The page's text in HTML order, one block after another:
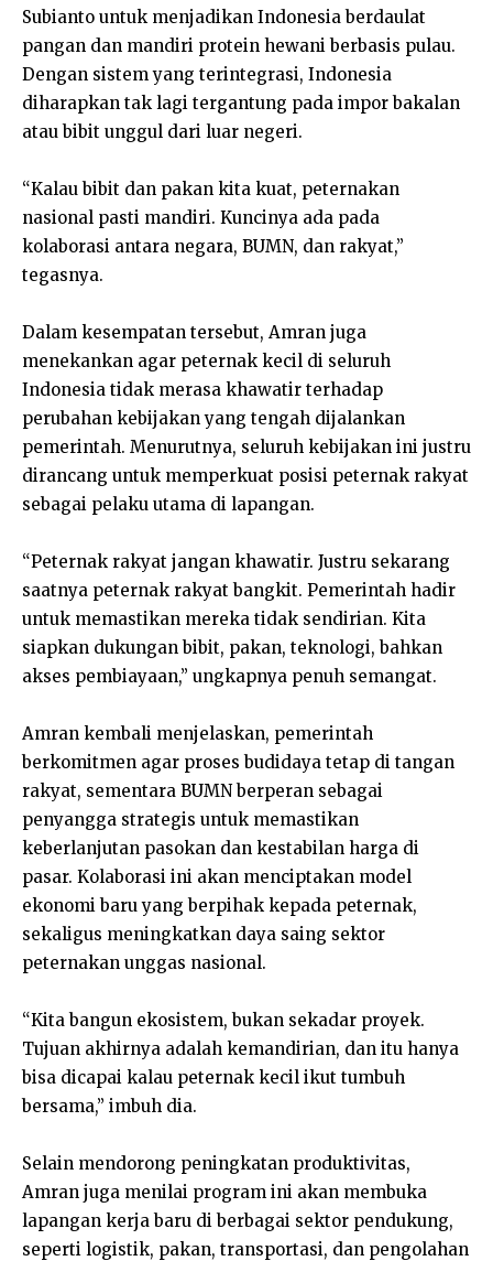
Subianto untuk menjadikan Indonesia berdaulat
pangan dan mandiri protein hewani berbasis pulau.
Dengan sistem yang terintegrasi, Indonesia
diharapkan tak lagi tergantung pada impor bakalan
atau bibit unggul dari luar negeri.
“Kalau bibit dan pakan kita kuat, peternakan
nasional pasti mandiri. Kuncinya ada pada
kolaborasi antara negara, BUMN, dan rakyat,”
tegasnya.
Dalam kesempatan tersebut, Amran juga
menekankan agar peternak kecil di seluruh
Indonesia tidak merasa khawatir terhadap
perubahan kebijakan yang tengah dijalankan
pemerintah. Menurutnya, seluruh kebijakan ini justru
dirancang untuk memperkuat posisi peternak rakyat
sebagai pelaku utama di lapangan.
“Peternak rakyat jangan khawatir. Justru sekarang
saatnya peternak rakyat bangkit. Pemerintah hadir
untuk memastikan mereka tidak sendirian. Kita
siapkan dukungan bibit, pakan, teknologi, bahkan
akses pembiayaan,” ungkapnya penuh semangat.
Amran kembali menjelaskan, pemerintah
berkomitmen agar proses budidaya tetap di tangan
rakyat, sementara BUMN berperan sebagai
penyangga strategis untuk memastikan
keberlanjutan pasokan dan kestabilan harga di
pasar. Kolaborasi ini akan menciptakan model
ekonomi baru yang berpihak kepada peternak,
sekaligus meningkatkan daya saing sektor
peternakan unggas nasional.
“Kita bangun ekosistem, bukan sekadar proyek.
Tujuan akhirnya adalah kemandirian, dan itu hanya
bisa dicapai kalau peternak kecil ikut tumbuh
bersama,” imbuh dia.
Selain mendorong peningkatan produktivitas,
Amran juga menilai program ini akan membuka
lapangan kerja baru di berbagai sektor pendukung,
seperti logistik, pakan, transportasi, dan pengolahan